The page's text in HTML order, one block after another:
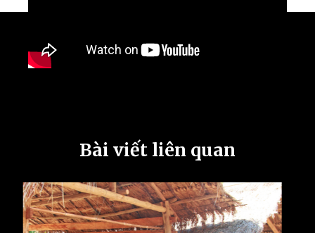
Bài viết liên quan